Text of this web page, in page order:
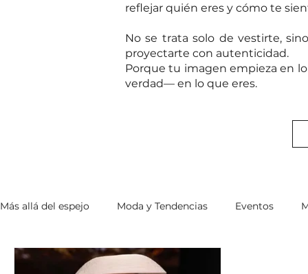
reflejar quién eres y cómo te
No se trata solo de vestirte,
proyectarte con autenticidad.
Porque tu imagen empieza en
verdad— en lo que eres.
Más allá del espejo Moda y Tendencias Eventos